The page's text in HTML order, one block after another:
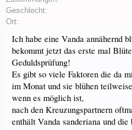
Geschlecht:
Ort:
Ich habe eine Vanda annähernd
bekommt jetzt das erste mal
Geduldsprüfung!
Es gibt so viele Faktoren die da
im Monat und sie blühen
wenn es möglich ist,
nach den Kreuzungspartnern
enthält Vanda sanderiana und